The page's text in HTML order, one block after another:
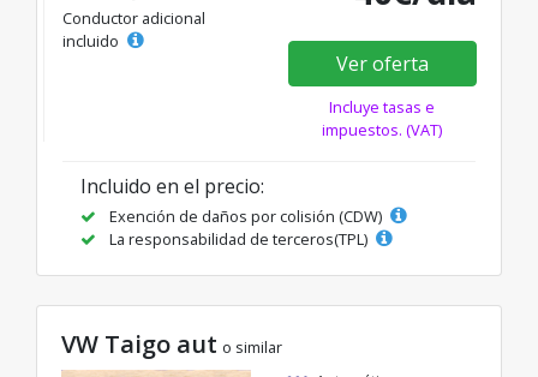
Conductor adicional
incluido
Ver oferta
Incluye tasas e
impuestos. (VAT)
Incluido en el precio:
Exención de daños por colisión (CDW)
La responsabilidad de terceros(TPL)
VW Taigo aut o similar